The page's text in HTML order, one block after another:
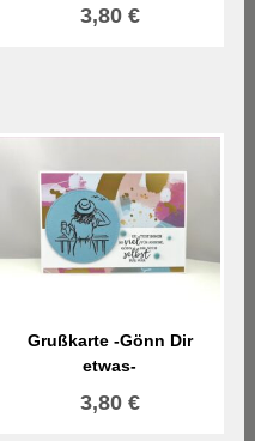
3,80 €
Grußkarte -Gönn Dir
etwas-
3,80 €